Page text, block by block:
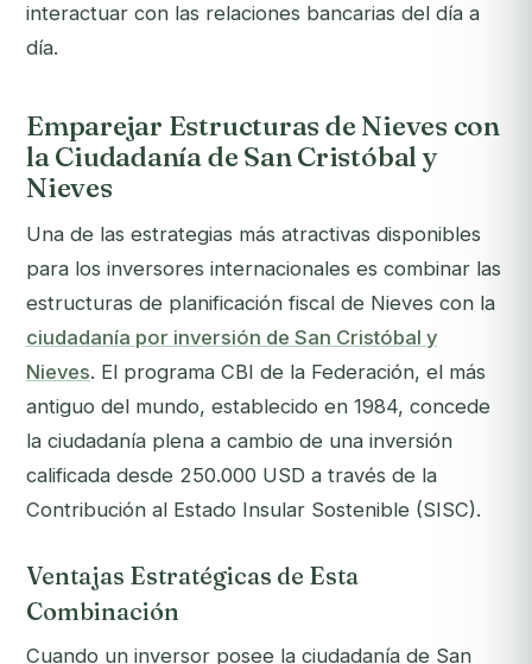
interactuar con las relaciones bancarias del día a
día.
Emparejar Estructuras de Nieves con
la Ciudadanía de San Cristóbal y
Nieves
Una de las estrategias más atractivas disponibles
para los inversores internacionales es combinar las
estructuras de planificación fiscal de Nieves con la
ciudadanía por inversión de San Cristóbal y
Nieves. El programa CBI de la Federación, el más
antiguo del mundo, establecido en 1984, concede
la ciudadanía plena a cambio de una inversión
calificada desde 250.000 USD a través de la
Contribución al Estado Insular Sostenible (SISC).
Ventajas Estratégicas de Esta
Combinación
Cuando un inversor posee la ciudadanía de San